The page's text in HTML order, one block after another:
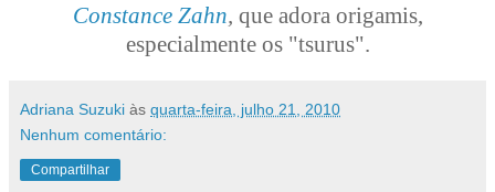
Constance Zahn, que adora origamis,
especialmente os "tsurus".
Adriana Suzuki às quarta-feira, julho 21, 2010
Nenhum comentário:
Compartilhar